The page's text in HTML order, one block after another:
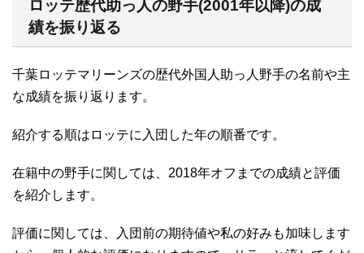
ロッテ歴代助っ人の野手(2001年以降)の成
績を振り返る
千葉ロッテマリーンズの歴代外国人助っ人野手の名前や主
な成績を振り返ります。
紹介する順はロッテに入団した年の順番です。
在籍中の野手に関しては、2018年オフまでの成績と評価
を紹介します。
評価に関しては、入団前の期待値や私の好みも加味します